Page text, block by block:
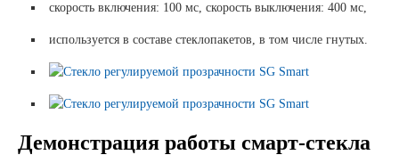
скорость включения: 100 мс, скорость выключения: 400 мс,
используется в составе стеклопакетов, в том числе гнутых.
Демонстрация работы смарт-стекла